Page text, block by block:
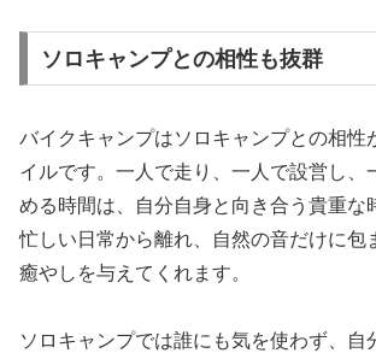
ソロキャンプとの相性も抜群
バイクキャンプはソロキャンプとの相性
イルです。一人で走り、一人で設営し、
める時間は、自分自身と向き合う貴重な
忙しい日常から離れ、自然の音だけに包
癒やしを与えてくれます。
ソロキャンプでは誰にも気を使わず、自